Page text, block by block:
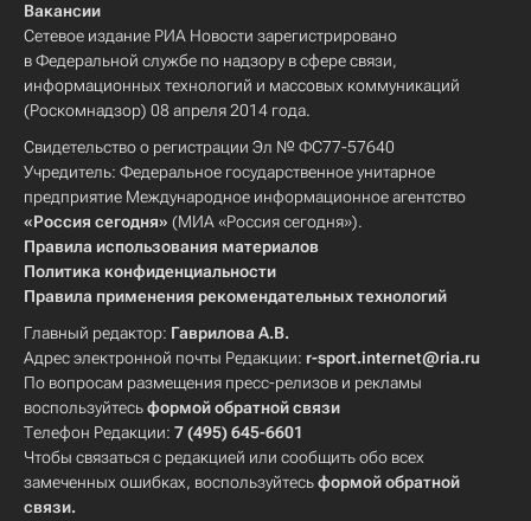
Вакансии
Сетевое издание РИА Новости зарегистрировано
в Федеральной службе по надзору в сфере связи,
информационных технологий и массовых коммуникаций
(Роскомнадзор) 08 апреля 2014 года.
Свидетельство о регистрации Эл № ФС77-57640
Учредитель: Федеральное государственное унитарное
предприятие Международное информационное агентство
«Россия сегодня» (МИА «Россия сегодня»).
Правила использования материалов
Политика конфиденциальности
Правила применения рекомендательных технологий
Главный редактор: Гаврилова А.В.
Адрес электронной почты Редакции: r-sport.internet@ria.ru
По вопросам размещения пресс-релизов и рекламы
воспользуйтесьформой обратной связи
Телефон Редакции: 7 (495) 645-6601
Чтобы связаться с редакцией или сообщить обо всех
замеченных ошибках, воспользуйтесьформой обратной
связи.